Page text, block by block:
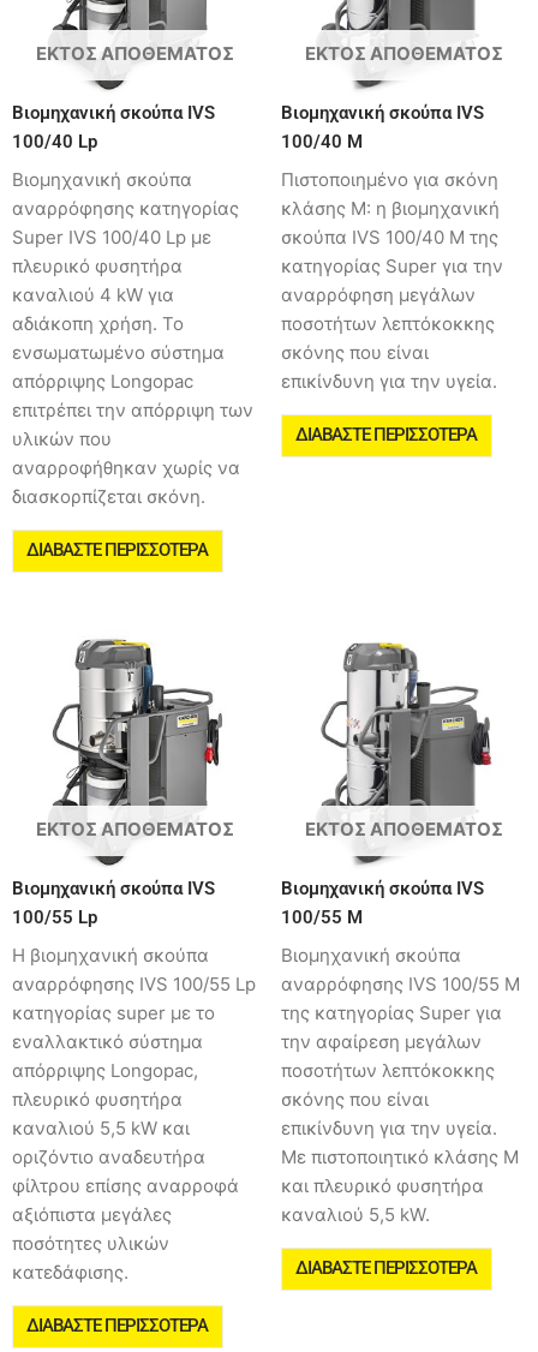
ΕΚΤΌΣ ΑΠΟΘΈΜΑΤΟΣ
Βιομηχανική σκούπα IVS
100/40 Lp
Βιομηχανική σκούπα
αναρρόφησης κατηγορίας
Super IVS 100/40 Lp με
πλευρικό φυσητήρα
καναλιού 4 kW για
αδιάκοπη χρήση. Το
ενσωματωμένο σύστημα
απόρριψης Longopac
επιτρέπει την απόρριψη των
υλικών που
αναρροφήθηκαν χωρίς να
διασκορπίζεται σκόνη.
ΔΙΑΒΆΣΤΕ ΠΕΡΙΣΣΌΤΕΡΑ
ΕΚΤΌΣ ΑΠΟΘΈΜΑΤΟΣ
Βιομηχανική σκούπα IVS
100/40 M
Πιστοποιημένο για σκόνη
κλάσης Μ: η βιομηχανική
σκούπα IVS 100/40 M της
κατηγορίας Super για την
αναρρόφηση μεγάλων
ποσοτήτων λεπτόκοκκης
σκόνης που είναι
επικίνδυνη για την υγεία.
ΔΙΑΒΆΣΤΕ ΠΕΡΙΣΣΌΤΕΡΑ
ΕΚΤΌΣ ΑΠΟΘΈΜΑΤΟΣ
Βιομηχανική σκούπα IVS
100/55 Lp
Η βιομηχανική σκούπα
αναρρόφησης IVS 100/55 Lp
κατηγορίας super με το
εναλλακτικό σύστημα
απόρριψης Longopac,
πλευρικό φυσητήρα
καναλιού 5,5 kW και
οριζόντιο αναδευτήρα
φίλτρου επίσης αναρροφά
αξιόπιστα μεγάλες
ποσότητες υλικών
κατεδάφισης.
ΔΙΑΒΆΣΤΕ ΠΕΡΙΣΣΌΤΕΡΑ
ΕΚΤΌΣ ΑΠΟΘΈΜΑΤΟΣ
Βιομηχανική σκούπα IVS
100/55 M
Βιομηχανική σκούπα
αναρρόφησης IVS 100/55 M
της κατηγορίας Super για
την αφαίρεση μεγάλων
ποσοτήτων λεπτόκοκκης
σκόνης που είναι
επικίνδυνη για την υγεία.
Με πιστοποιητικό κλάσης Μ
και πλευρικό φυσητήρα
καναλιού 5,5 kW.
ΔΙΑΒΆΣΤΕ ΠΕΡΙΣΣΌΤΕΡΑ